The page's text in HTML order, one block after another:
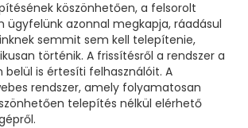
köszönhetően, a felsorolt
ügyfelünk azonnal megkapja, ráadásul
semmit sem kell telepítenie,
történik. A frissítésről a rendszer a
belül is értesíti felhasználóit. A
rendszer, amely folyamatosan
telepítés nélkül elérhető